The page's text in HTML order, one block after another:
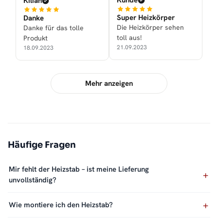
Danke
Danke für das tolle
Produkt
18.09.2023
Super Heizkörper
Die Heizkörper sehen
toll aus!
21.09.2023
Mehr anzeigen
Häufige Fragen
Mir fehlt der Heizstab – ist meine Lieferung
unvollständig?
Wie montiere ich den Heizstab?